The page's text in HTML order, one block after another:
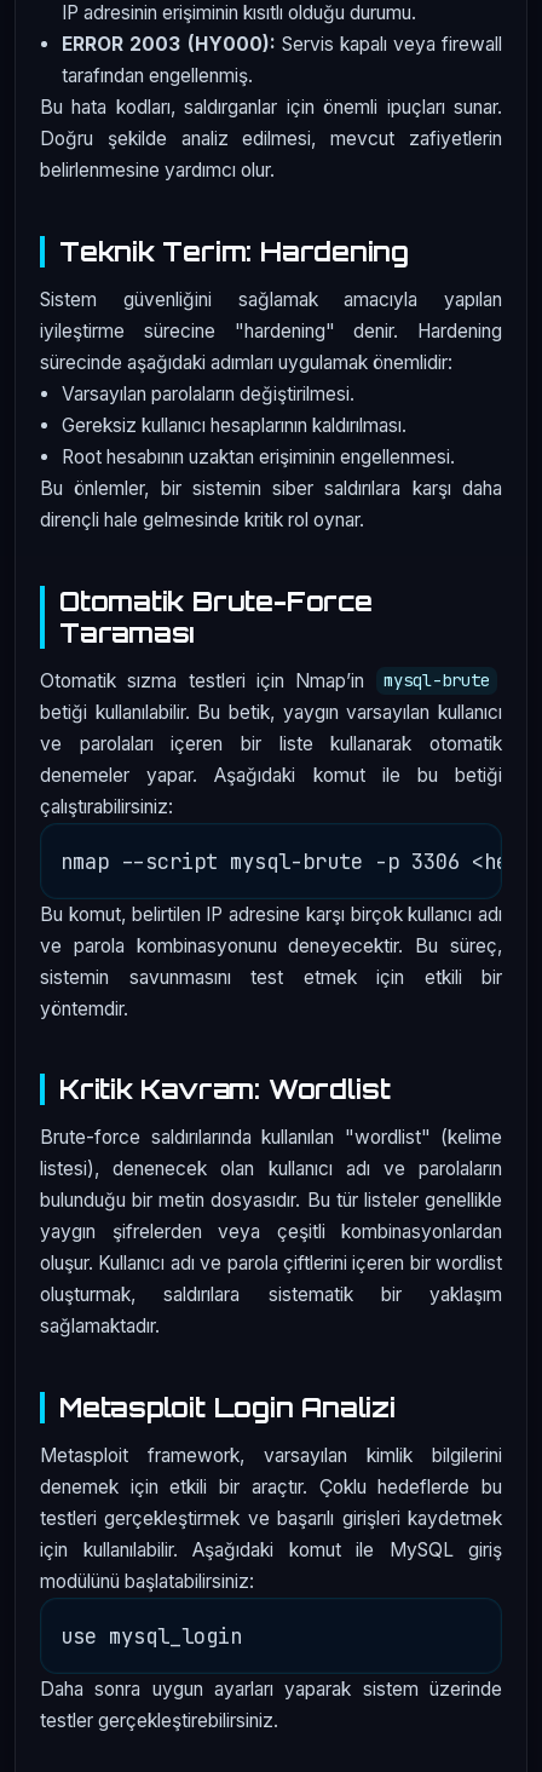
IP adresinin erişiminin kısıtlı olduğu durumu.
ERROR 2003 (HY000): Servis kapalı veya firewall
tarafından engellenmiş.
Bu hata kodları, saldırganlar için önemli ipuçları sunar.
Doğru şekilde analiz edilmesi, mevcut zafiyetlerin
belirlenmesine yardımcı olur.
Teknik Terim: Hardening
Sistem güvenliğini sağlamak amacıyla yapılan
iyileştirme sürecine "hardening" denir. Hardening
sürecinde aşağıdaki adımları uygulamak önemlidir:
Varsayılan parolaların değiştirilmesi.
Gereksiz kullanıcı hesaplarının kaldırılması.
Root hesabının uzaktan erişiminin engellenmesi.
Bu önlemler, bir sistemin siber saldırılara karşı daha
dirençli hale gelmesinde kritik rol oynar.
Otomatik Brute-Force
Taraması
Otomatik sızma testleri için Nmap’in mysql-brute
betiği kullanılabilir. Bu betik, yaygın varsayılan kullanıcı
ve parolaları içeren bir liste kullanarak otomatik
denemeler yapar. Aşağıdaki komut ile bu betiği
çalıştırabilirsiniz:
Bu komut, belirtilen IP adresine karşı birçok kullanıcı adı
ve parola kombinasyonunu deneyecektir. Bu süreç,
sistemin savunmasını test etmek için etkili bir
yöntemdir.
Kritik Kavram: Wordlist
Brute-force saldırılarında kullanılan "wordlist" (kelime
listesi), denenecek olan kullanıcı adı ve parolaların
bulunduğu bir metin dosyasıdır. Bu tür listeler genellikle
yaygın şifrelerden veya çeşitli kombinasyonlardan
oluşur. Kullanıcı adı ve parola çiftlerini içeren bir wordlist
oluşturmak, saldırılara sistematik bir yaklaşım
sağlamaktadır.
Metasploit Login Analizi
Metasploit framework, varsayılan kimlik bilgilerini
denemek için etkili bir araçtır. Çoklu hedeflerde bu
testleri gerçekleştirmek ve başarılı girişleri kaydetmek
için kullanılabilir. Aşağıdaki komut ile MySQL giriş
modülünü başlatabilirsiniz:
Daha sonra uygun ayarları yaparak sistem üzerinde
testler gerçekleştirebilirsiniz.